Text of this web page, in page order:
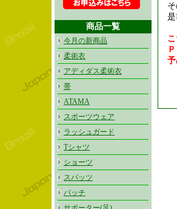
商品一覧
今月の新商品
柔術衣
アディダス柔術衣
帯
ATAMA
スポーツウェア
ラッシュガード
Tシャツ
ショーツ
スパッツ
パッチ